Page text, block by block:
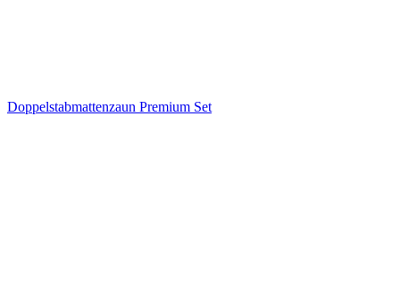
Doppelstabmattenzaun Premium Set